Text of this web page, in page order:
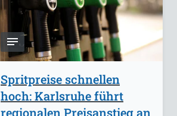
Spritpreise schnellen
hoch: Karlsruhe führt
regionalen Preisanstieg an